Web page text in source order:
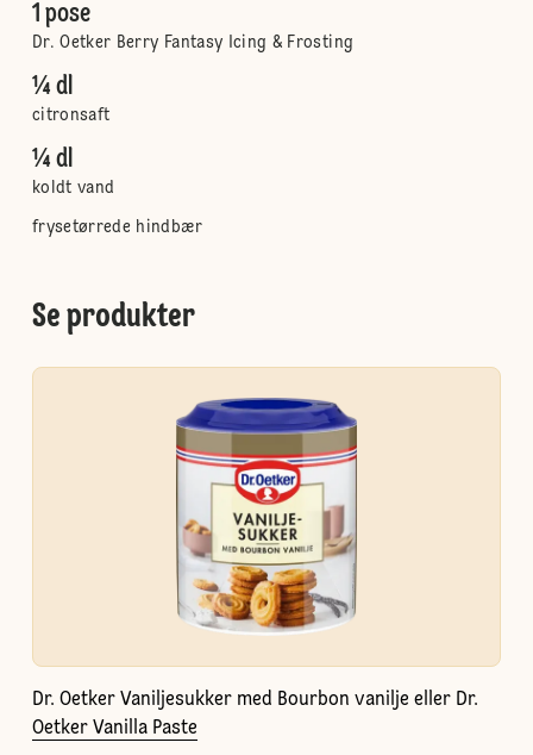
1 pose
Dr. Oetker Berry Fantasy Icing & Frosting
¼ dl
citronsaft
¼ dl
koldt vand
frysetørrede hindbær
Se produkter
Dr. Oetker Vaniljesukker med Bourbon vanilje eller Dr.
Oetker Vanilla Paste